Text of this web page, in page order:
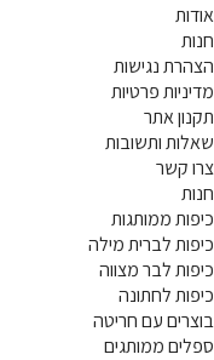
אודות
חנות
הצהרת נגישות
מדיניות פרטיות
תקנון אתר
שאלות ותשובות
צרו קשר
חנות
כיפות ממותגות
כיפות לברית מילה
כיפות לבר מצווה
כיפות לחתונה
בוצרים עם חריטה
ספלים ממותגים